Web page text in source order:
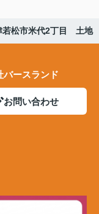
若松市米代2丁目 土地
ースランド
お問い合わせ